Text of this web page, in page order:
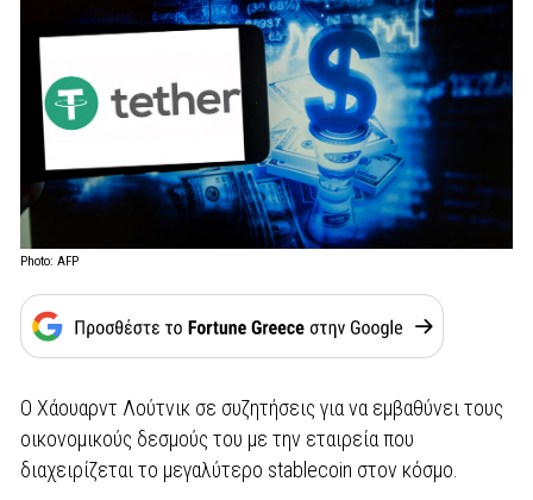
Photo: AFP
Ο Χάουαρντ Λούτνικ σε συζητήσεις για να εμβαθύνει τους
οικονομικούς δεσμούς του με την εταιρεία που
διαχειρίζεται το μεγαλύτερο stablecoin στον κόσμο.